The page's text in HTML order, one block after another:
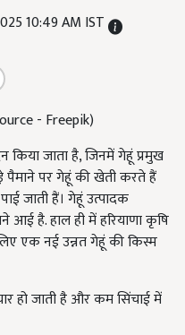
10:49 AM IST
- Freepik)
किया जाता है, जिनमें गेहूं प्रमुख
पर गेहूं की खेती करते हैं
जाती हैं। गेहूं उत्पादक
है. हाल ही में हरियाणा कृषि
एक नई उन्नत गेहूं की किस्म
हो जाती है और कम सिंचाई में